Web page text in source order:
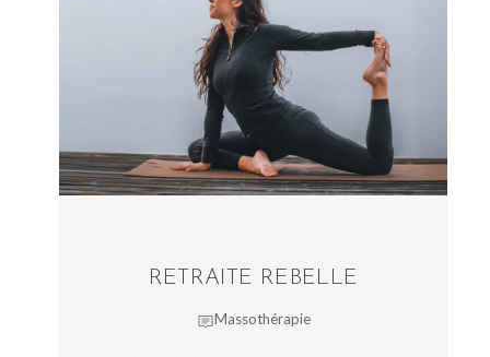
RETRAITE REBELLE
Massothérapie